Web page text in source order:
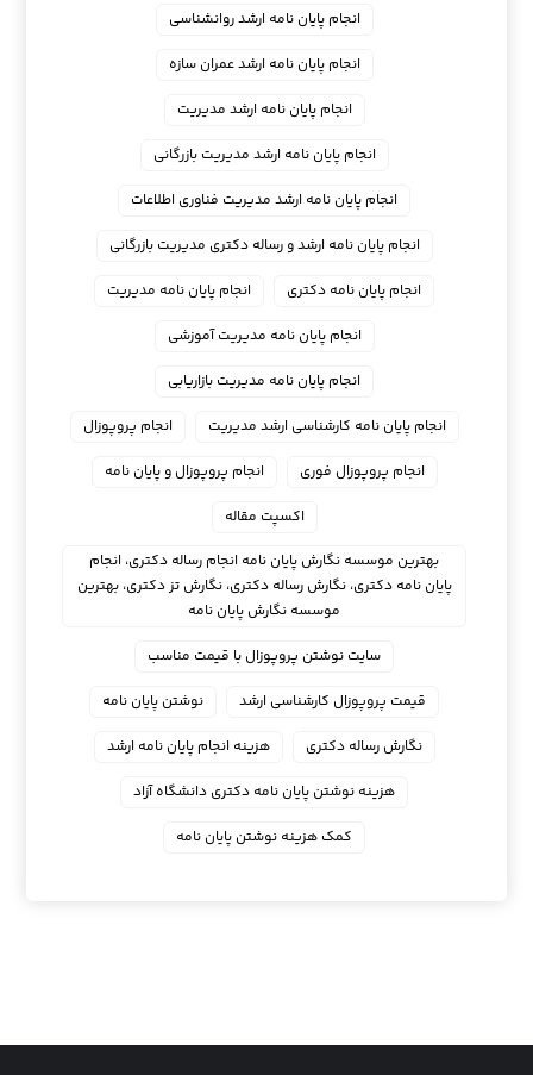
انجام پایان نامه ارشد روانشناسی
انجام پایان نامه ارشد عمران سازه
انجام پایان نامه ارشد مدیریت
انجام پایان نامه ارشد مدیریت بازرگانی
انجام پایان نامه ارشد مدیریت فناوری اطلاعات
انجام پایان نامه ارشد و رساله دکتری مدیریت بازرگانی
انجام پایان نامه دکتری
انجام پایان نامه مدیریت
انجام پایان نامه مدیریت آموزشی
انجام پایان نامه مدیریت بازاریابی
انجام پایان نامه کارشناسی ارشد مدیریت
انجام پروپوزال
انجام پروپوزال فوری
انجام پروپوزال و پایان نامه
اکسپت مقاله
بهترین موسسه نگارش پایان نامه انجام رساله دکتری، انجام
پایان نامه دکتری، نگارش رساله دکتری، نگارش تز دکتری، بهترین
موسسه نگارش پایان نامه
سایت نوشتن پروپوزال با قیمت مناسب
قیمت پروپوزال کارشناسی ارشد
نوشتن پایان نامه
نگارش رساله دکتری
هزینه انجام پایان نامه ارشد
هزینه نوشتن پایان نامه دکتری دانشگاه آزاد
کمک هزینه نوشتن پایان نامه